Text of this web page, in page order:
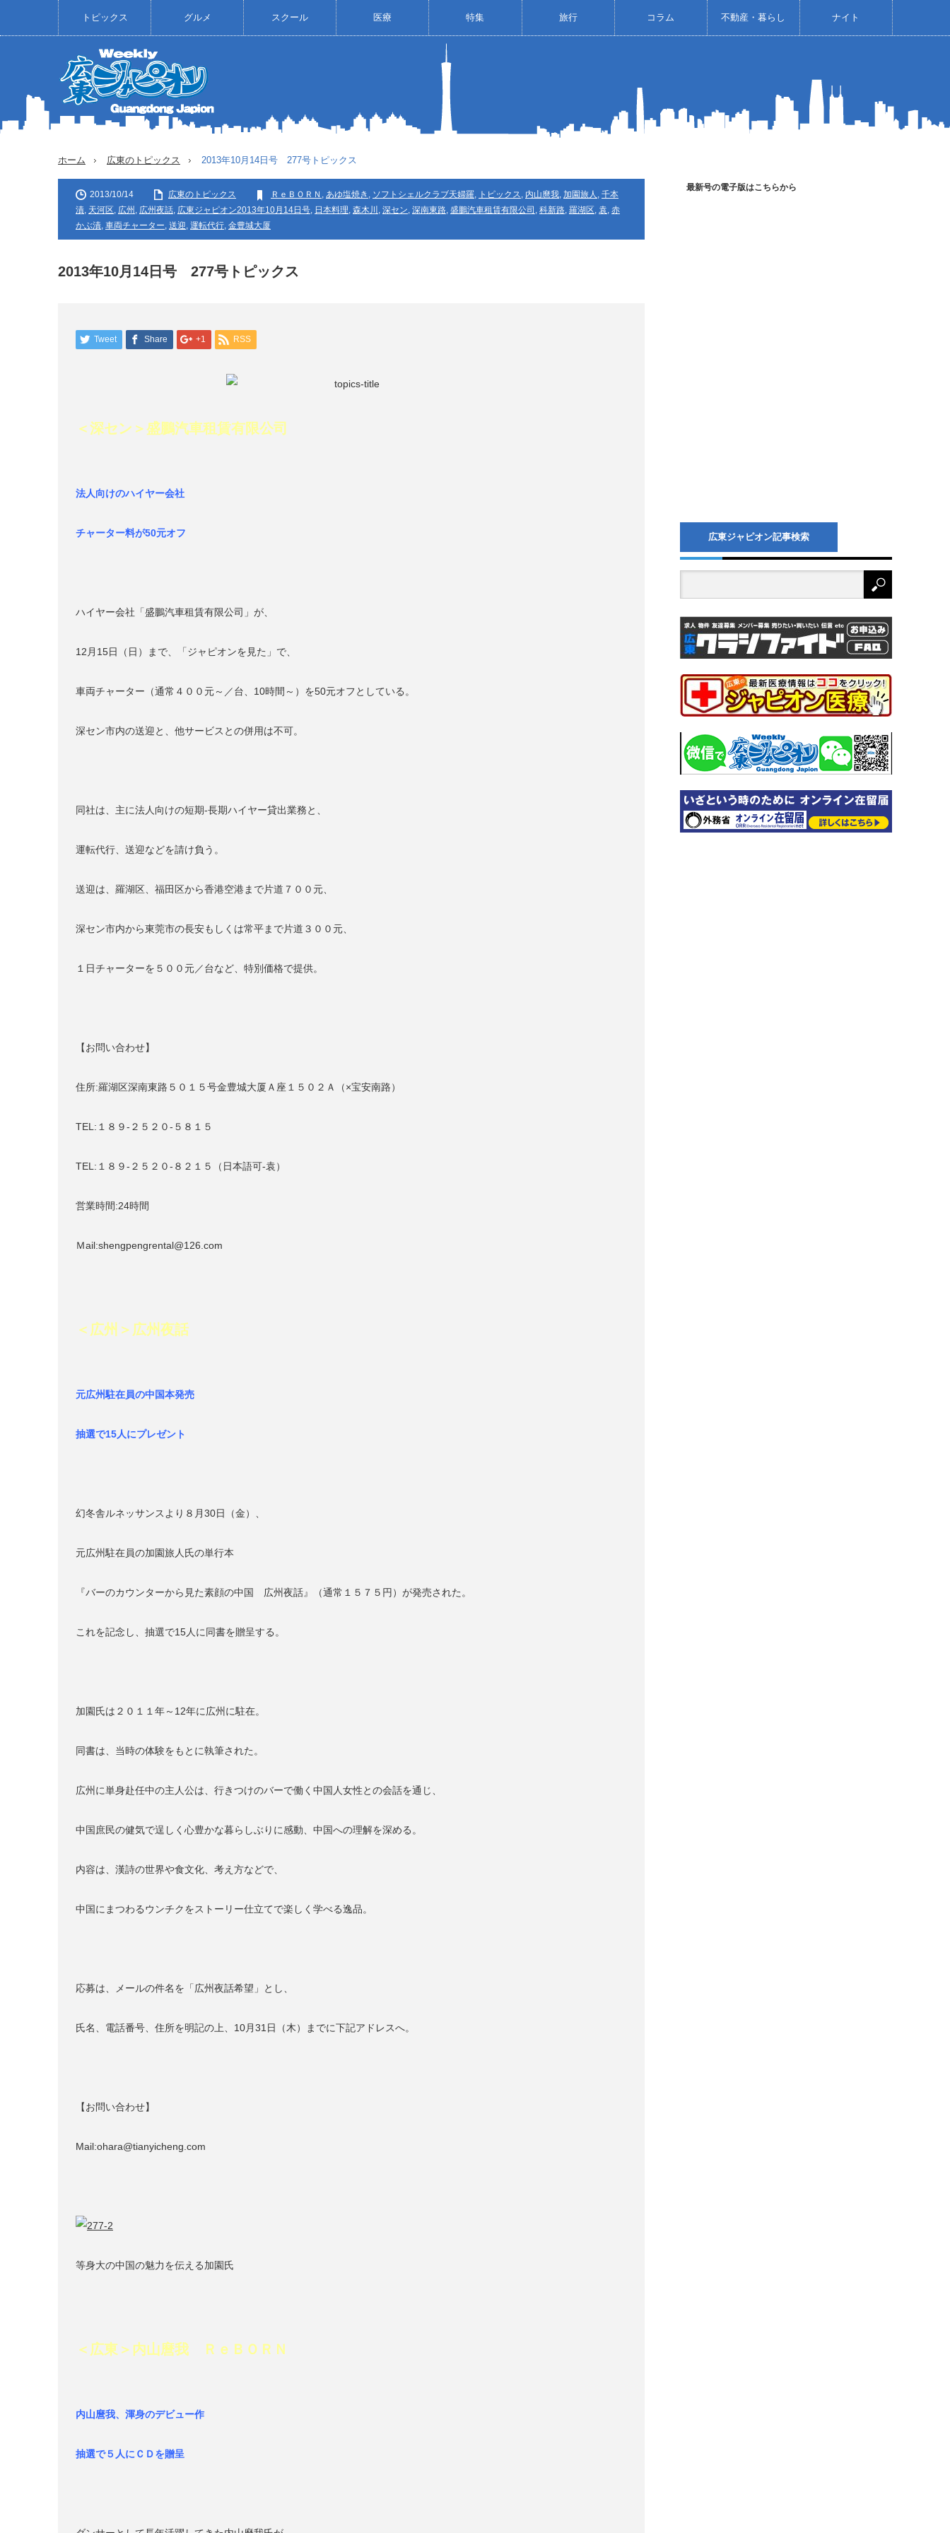
トピックス グルメ スクール 医療 特集 旅行 コラム 不動産・暮らし ナイト
ホーム 広東のトピックス 2013年10月14日号 277号トピックス
2013/10/14 広東のトピックス ＲｅＢＯＲＮ , あゆ塩焼き , ソフトシェルクラブ天婦羅, トピックス, 内山麿我, 加園旅人 , 千本
漬, 天河区, 広州 , 広州夜話, 広東ジャピオン2013年10月14日号, 日本料理, 森木川 , 深セン, 深南東路, 盛鵬汽車租賃有限公司 , 科新路, 羅湖区, 袁, 赤
かぶ漬, 車両チャーター, 送迎, 運転代行, 金豊城大厦
2013年10月14日号 277号トピックス
Tweet Share +1 RSS
＜深セン ＞盛鵬汽車租賃有限公司
法人向けのハイヤー会社
チャーター料が50元オフ
ハイヤー会社「盛鵬汽車租賃有限公司」が、
12月15日（日）まで、「ジャピオンを見た」で、
車両チャーター（通常４００元～／台、10時間～）を50元オフとしている。
深セン市内の送迎と、他サービスとの併用は不可。
同社は、主に法人向けの短期-長期ハイヤー貸出業務と、
運転代行、送迎などを請け負う。
送迎は、羅湖区、福田区から香港空港まで片道７００元、
深セン市内から東莞市の長安もしくは常平まで片道３００元、
１日チャーターを５００元／台など、特別価格で提供。
【お問い合わせ】
住所:羅湖区深南東路５０１５号金豊城大厦Ａ座１５０２Ａ（×宝安南路）
TEL:１８９-２５２０-５８１５
TEL:１８９-２５２０-８２１５（日本語可-袁）
営業時間:24時間
Ｍail:shengpengrental@126.com
＜広州 ＞ 広州夜話
元広州駐在員の中国本発売
抽選で15人にプレゼント
幻冬舎ルネッサンスより８月30日（金）、
元広州駐在員の加園旅人氏の単行本
『バーのカウンターから見た素顔の中国 広州夜話』（通常１５７５円）が発売された。
これを記念し、抽選で15人に同書を贈呈する。
加園氏は２０１１年～12年に広州に駐在。
同書は、当時の体験をもとに執筆された。
広州に単身赴任中の主人公は、行きつけのバーで働く中国人女性との会話を通じ、
中国庶民の健気で逞しく心豊かな暮らしぶりに感動、中国への理解を深める。
内容は、漢詩の世界や食文化、考え方などで、
中国にまつわるウンチクをストーリー仕立てで楽しく学べる逸品。
応募は、メールの件名を「広州夜話希望」とし、
氏名、電話番号、住所を明記の上、10月31日（木）までに下記アドレスへ。
【お問い合わせ】
Mail:ohara@tianyicheng.com
等身大の中国の魅力を伝える加園氏
＜広東 ＞ 内山麿我 ＲｅＢＯＲＮ
内山麿我、渾身のデビュー作
抽選で５人にＣＤを贈呈
最新号の電子版はこちらから
広東ジャピオン記事検索